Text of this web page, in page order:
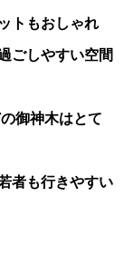
トもおしゃれ
ごしやすい空間
御神木はとて
者も行きやすい